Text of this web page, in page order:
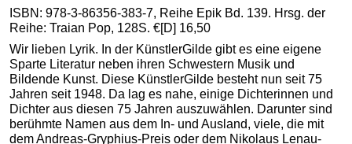
ISBN: 978-3-86356-383-7, Reihe Epik Bd. 139. Hrsg. der
Reihe: Traian Pop, 128S. €[D] 16,50
Wir lieben Lyrik. In der KünstlerGilde gibt es eine eigene
Sparte Literatur neben ihren Schwestern Musik und
Bildende Kunst. Diese KünstlerGilde besteht nun seit 75
Jahren seit 1948. Da lag es nahe, einige Dichterinnen und
Dichter aus diesen 75 Jahren auszuwählen. Darunter sind
berühmte Namen aus dem In- und Ausland, viele, die mit
dem Andreas-Gryphius-Preis oder dem Nikolaus Lenau-